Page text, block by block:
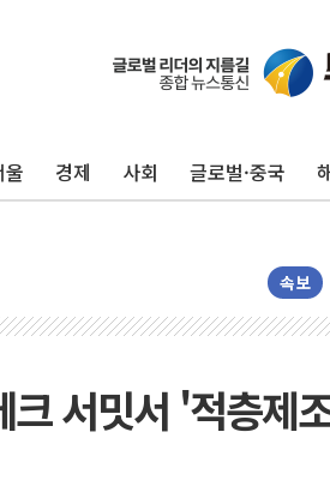
울 경제 사회 글로벌·중국
속보
서밋서 '적층제